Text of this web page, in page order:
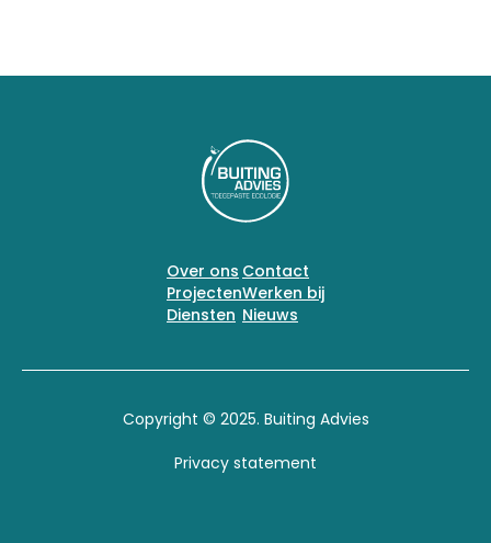
Diensten
Projecten
Over ons
Nieuws
Werken bij
Contact
Copyright © 2025. Buiting Advies
Privacy statement